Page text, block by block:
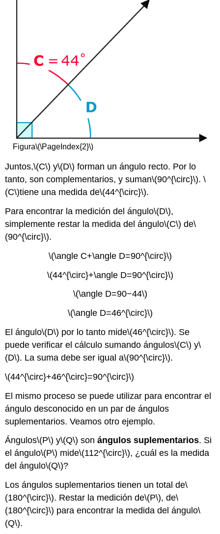
Figura\(\PageIndex{2}\)
Juntos,\(C\) y\(D\) forman un ángulo recto. Por lo
tanto, son complementarios, y suman\(90^{\circ}\).\
(C\)tiene una medida de\(44^{\circ}\).
Para encontrar la medición del ángulo\(D\),
simplemente restar la medida del ángulo\(C\) de\
(90^{\circ}\).
\(\angle C+\angle D=90^{\circ}\)
\(44^{\circ}+\angle D=90^{\circ}\)
\(\angle D=90−44\)
\(\angle D=46^{\circ}\)
El ángulo\(D\) por lo tanto mide\(46^{\circ}\). Se
puede verificar el cálculo sumando ángulos\(C\) y\
(D\). La suma debe ser igual a\(90^{\circ}\).
\(44^{\circ}+46^{\circ}=90^{\circ}\)
El mismo proceso se puede utilizar para encontrar el
ángulo desconocido en un par de ángulos
suplementarios. Veamos otro ejemplo.
Ángulos\(P\) y\(Q\) sonángulos suplementarios. Si
el ángulo\(P\) mide\(112^{\circ}\), ¿cuál es la medida
del ángulo\(Q\)?
Los ángulos suplementarios tienen un total de\
(180^{\circ}\). Restar la medición de\(P\), de\
(180^{\circ}\) para encontrar la medida del ángulo\
(Q\).